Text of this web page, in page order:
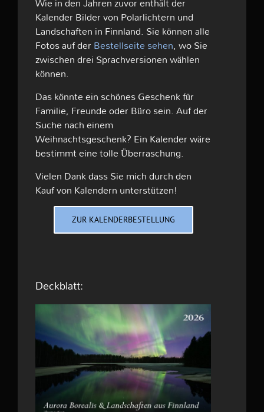
Kalender Bilder von Polarlichtern und
Landschaften in Finnland. Sie können alle
Fotos auf derBestellseite sehen, wo Sie
zwischen drei Sprachversionen wählen
können.
Das könnte ein schönes Geschenk für
Familie, Freunde oder Büro sein. Auf der
Suche nach einem
Weihnachtsgeschenk? Ein Kalender wäre
bestimmt eine tolle Überraschung.
Vielen Dank dass Sie mich durch den
Kauf von Kalendern unterstützen!
ZUR KALENDERBESTELLUNG
Deckblatt: